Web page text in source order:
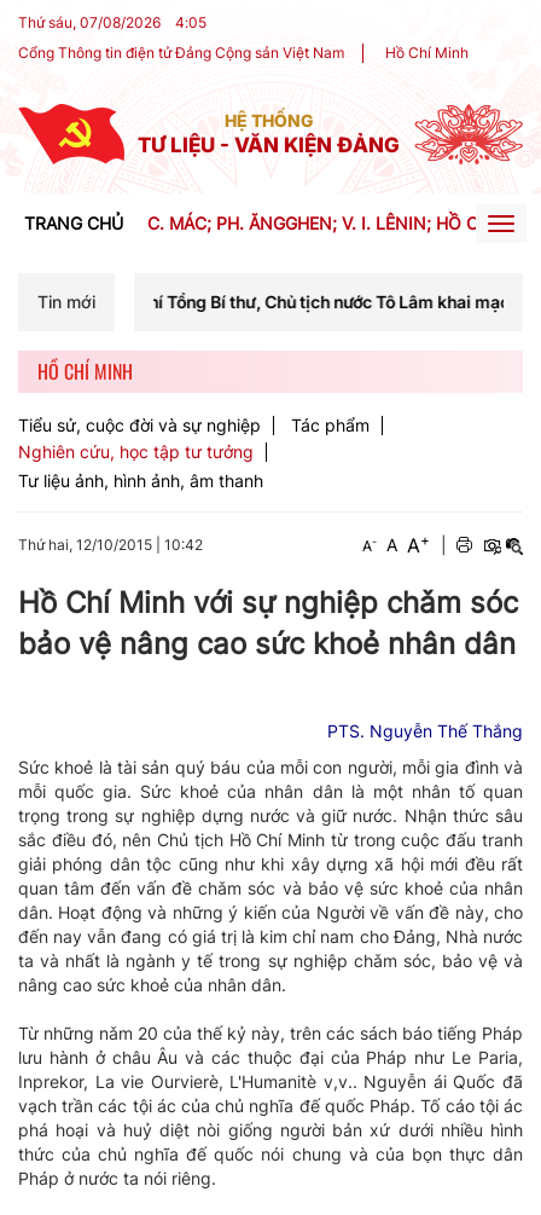
Thứ sáu, 07/08/2026 4:05
Cổng Thông tin điện tử Đảng Cộng sản Việt Nam
Hồ Chí Minh
HỆ THỐNG
TƯ LIỆU - VĂN KIỆN ĐẢNG
TRANG CHỦ C. MÁC; PH. ĂNGGHEN; V. I. LÊNIN; HỒ CHÍ
Tin mới
Tổng Bí thư, Chủ tịch nước Tô Lâm khai mạc Hội nghị Trung ương
HỒ CHÍ MINH
Tiểu sử, cuộc đời và sự nghiệp
Tác phẩm
Nghiên cứu, học tập tư tưởng
Tư liệu ảnh, hình ảnh, âm thanh
Thứ hai, 12/10/2015 10:42 A- A A+
Hồ Chí Minh với sự nghiệp chǎm sóc
bảo vệ nâng cao sức khoẻ nhân dân
PTS. Nguyễn Thế Thắng
Sức khoẻ là tài sản quý báu của mỗi con người, mỗi gia đình và
mỗi quốc gia. Sức khoẻ của nhân dân là một nhân tố quan
trọng trong sự nghiệp dựng nước và giữ nước. Nhận thức sâu
sắc điều đó, nên Chủ tịch Hồ Chí Minh từ trong cuộc đấu tranh
giải phóng dân tộc cũng như khi xây dựng xã hội mới đều rất
quan tâm đến vấn đề chǎm sóc và bảo vệ sức khoẻ của nhân
dân. Hoạt động và những ý kiến của Người về vấn đề này, cho
đến nay vẫn đang có giá trị là kim chỉ nam cho Đảng, Nhà nước
ta và nhất là ngành y tế trong sự nghiệp chǎm sóc, bảo vệ và
nâng cao sức khoẻ của nhân dân.
Từ những nǎm 20 của thế kỷ này, trên các sách báo tiếng Pháp
lưu hành ở châu Âu và các thuộc đại của Pháp như Le Paria,
Inprekor, La vie Ourvierè, L'Humanitè v,v.. Nguyễn ái Quốc đã
vạch trần các tội ác của chủ nghĩa đế quốc Pháp. Tố cáo tội ác
phá hoại và huỷ diệt nòi giống người bản xứ dưới nhiều hình
thức của chủ nghĩa đế quốc nói chung và của bọn thực dân
Pháp ở nước ta nói riêng.